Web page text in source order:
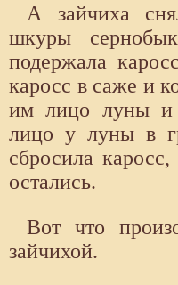
А зайчиха
шкуры
подержала
каросс в саже и
им лицо луны и
лицо у луны в
сбросила
остались.
Вот что
зайчихой.